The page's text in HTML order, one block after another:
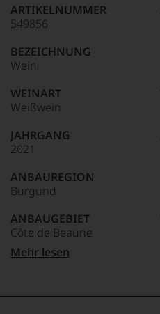
90–94 Punkte:
Unter 85 Punkte:
für
»Fine
für
die
edlen
Weine
der
Welt,
kaum
ein
Das
dokumentieren
auch
und
gerade
mit
Medaillen
ARTIKELNUMMER
549856
BEZEICHNUNG
Wein
WEINART
Weißwein
JAHRGANG
2021
ANBAUREGION
Burgund
ANBAUGEBIET
Côte de Beaune
APPELLATION
REBSORTEN
Mehr lesen